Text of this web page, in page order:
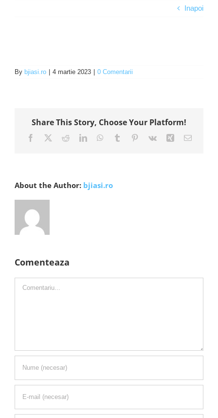
Inapoi
By bjiasi.ro 4 martie 2023 0 Comentarii
Share This Story, Choose Your Platform!
Facebook RedditLinkedInWhatsApp
Tumblr Pinterest
Vk Xing E-
About the Author: bjiasi.ro
Comenteaza